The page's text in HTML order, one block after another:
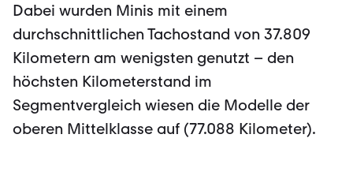
Dabei wurden Minis mit einem
durchschnittlichen Tachostand von 37.809
Kilometern am wenigsten genutzt – den
höchsten Kilometerstand im
Segmentvergleich wiesen die Modelle der
oberen Mittelklasse auf (77.088 Kilometer).